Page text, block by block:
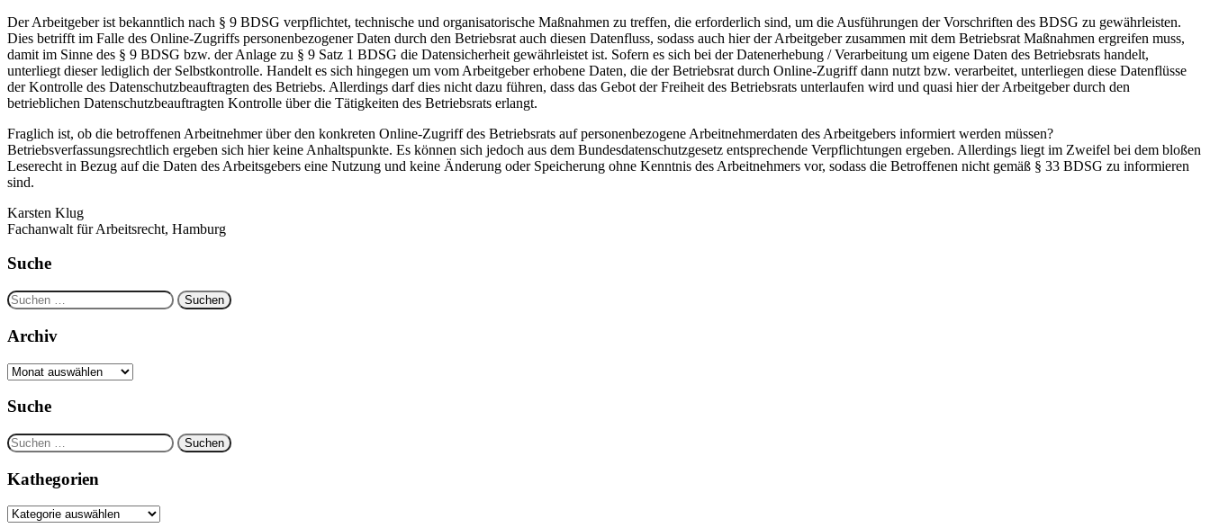
Der Arbeitgeber ist bekanntlich nach § 9 BDSG verpflichtet, technische und organisatorische Maßnahmen zu treffen, die erforderlich sind, um die Ausführungen der Vorschriften des BDSG zu gewährleisten.
Dies betrifft im Falle des Online-Zugriffs personenbezogener Daten durch den Betriebsrat auch diesen Datenfluss, sodass auch hier der Arbeitgeber zusammen mit dem Betriebsrat Maßnahmen ergreifen muss,
damit im Sinne des § 9 BDSG bzw. der Anlage zu § 9 Satz 1 BDSG die Datensicherheit gewährleistet ist. Sofern es sich bei der Datenerhebung / Verarbeitung um eigene Daten des Betriebsrats handelt,
unterliegt dieser lediglich der Selbstkontrolle. Handelt es sich hingegen um vom Arbeitgeber erhobene Daten, die der Betriebsrat durch Online-Zugriff dann nutzt bzw. verarbeitet, unterliegen diese Datenflüsse
der Kontrolle des Datenschutzbeauftragten des Betriebs. Allerdings darf dies nicht dazu führen, dass das Gebot der Freiheit des Betriebsrats unterlaufen wird und quasi hier der Arbeitgeber durch den
betrieblichen Datenschutzbeauftragten Kontrolle über die Tätigkeiten des Betriebsrats erlangt.
Fraglich ist, ob die betroffenen Arbeitnehmer über den konkreten Online-Zugriff des Betriebsrats auf personenbezogene Arbeitnehmerdaten des Arbeitgebers informiert werden müssen?
Betriebsverfassungsrechtlich ergeben sich hier keine Anhaltspunkte. Es können sich jedoch aus dem Bundesdatenschutzgesetz entsprechende Verpflichtungen ergeben. Allerdings liegt im Zweifel bei dem bloßen
Leserecht in Bezug auf die Daten des Arbeitsgebers eine Nutzung und keine Änderung oder Speicherung ohne Kenntnis des Arbeitnehmers vor, sodass die Betroffenen nicht gemäß § 33 BDSG zu informieren
sind.
Karsten Klug
Fachanwalt für Arbeitsrecht, Hamburg
Suche
Suchen
nach:
Archiv
Archiv
Suche
Suchen
nach:
Kathegorien
Kathegorien